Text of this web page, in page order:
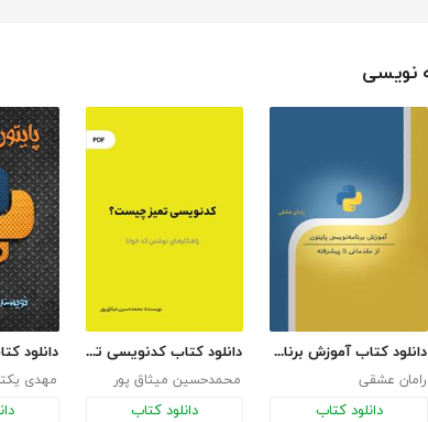
نویسی
دانلود کتاب آموزش برنامه‌نویسی پایتون از مقدماتی تا پیشرفته
رامان عشقی
دانلود کتاب
دانلود کتاب کدنویسی تمیز چیست؟ + راهکارهای نوشتن کد خوانا
محمدحسین میثاق پور
دانلود کتاب
مهدی